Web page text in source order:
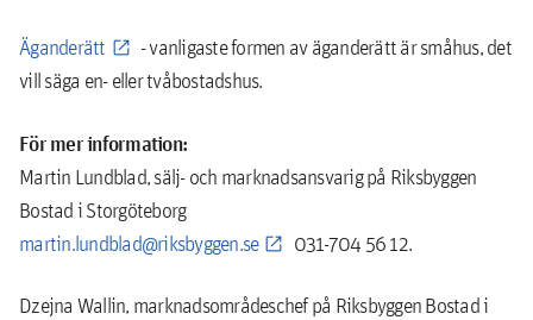
Äganderätt
- vanligaste formen av äganderätt är småhus, det
vill säga en- eller tvåbostadshus.
För mer information:
Martin Lundblad, sälj- och marknadsansvarig på Riksbyggen
Bostad i Storgöteborg
martin.lundblad@riksbyggen.se
031-704 56 12.
Dzejna Wallin, marknadsområdeschef på Riksbyggen Bostad i